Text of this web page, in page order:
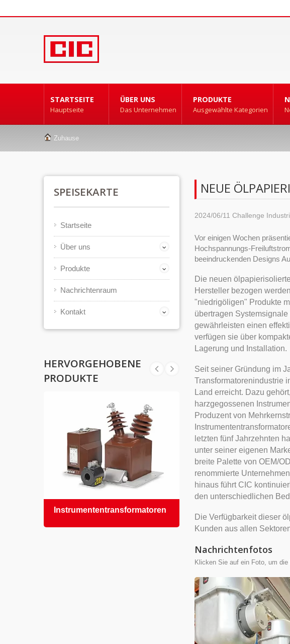
STARTSEITE
Hauptseite
ÜBER UNS
Das Unternehmen
PRODUKTE
Ausgewählte Kategorien
Zuhause
SPEISEKARTE
Startseite
Über uns
Produkte
Nachrichtenraum
Kontakt
HERVORGEHOBENE
PRODUKTE
Instrumententransformatoren
Epoxidharzisolatoren
NEUE
2024/06/11 Challenge
Vor einigen Wochen
Hochspannungs-
beeindruckenden Designs
Die neuen
Hersteller bezogen
"niedrigöligen" Produkte
übertragen
gewährleisten einen
verfügen sie über
Lagerung und Installation.
Seit seiner Gründung im
Transformatorenindustrie
Land erreicht. Dazu
harzgegossenen
Produzent von
letzten fünf Jahrzehnten
unter seiner eigenen
breite Palette von OEM/
renommierte
hinaus führt CIC
den unterschiedlichen
Die Verfügbarkeit dieser
Kunden aus allen
Nachrichtenfotos
Klicken Sie auf ein Foto, um